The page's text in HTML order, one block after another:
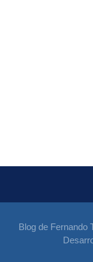
Blog de Fernando